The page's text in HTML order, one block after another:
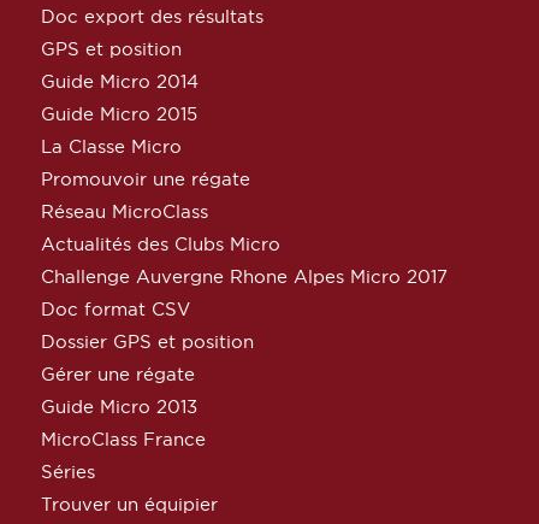
Doc export des résultats
GPS et position
Guide Micro 2014
Guide Micro 2015
La Classe Micro
Promouvoir une régate
Réseau MicroClass
Actualités des Clubs Micro
Challenge Auvergne Rhone Alpes Micro 2017
Doc format CSV
Dossier GPS et position
Gérer une régate
Guide Micro 2013
MicroClass France
Séries
Trouver un équipier